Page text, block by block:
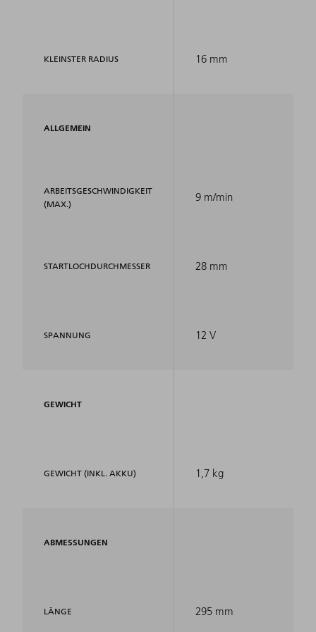
KLEINSTER RADIUS
ALLGEMEIN
ARBEITSGESCHWINDIGKEIT
(MAX.)
STARTLOCHDURCHMESSER
SPANNUNG
GEWICHT
GEWICHT (INKL. AKKU)
ABMESSUNGEN
LÄNGE
16 mm
9 m/min
28 mm
12 V
1,7 kg
295 mm